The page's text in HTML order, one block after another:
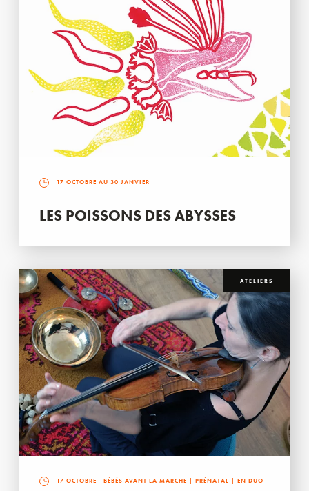
17 OCTOBRE AU 30 JANVIER
LES POISSONS DES ABYSSES
ATELIERS
17 OCTOBRE - BÉBÉS AVANT LA MARCHE | PRÉNATAL | EN DUO